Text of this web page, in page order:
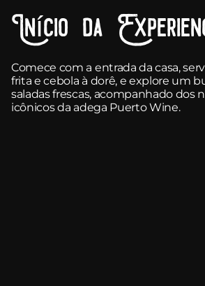
Início da
Comece com a entrada da casa,
frita e cebola à dorê, e explore um
saladas frescas, acompanhado dos
icônicos da adega Puerto Wine.